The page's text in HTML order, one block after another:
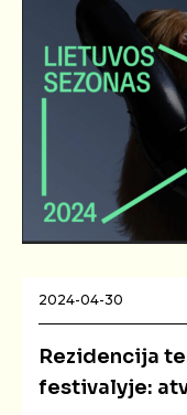
2024-04-30
Rezidencija
festivalyje: